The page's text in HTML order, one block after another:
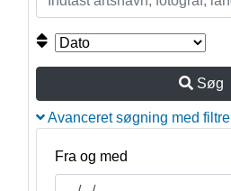
Søg
Avanceret søgning med filtre
Fra og med